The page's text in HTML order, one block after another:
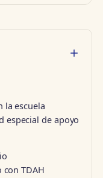
la escuela
especial de apoyo
TDAH